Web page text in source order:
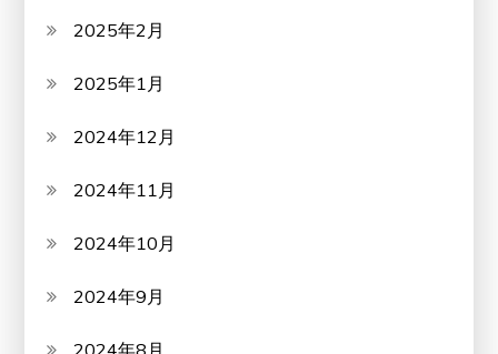
2025年2月
2025年1月
2024年12月
2024年11月
2024年10月
2024年9月
2024年8月